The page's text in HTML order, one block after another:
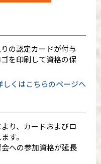
ター
ター
ー
の認定カードが付与
を印刷して資格の保
しくはこちらのページへ
り、カードおよびロ
す。
への参加資格が延長